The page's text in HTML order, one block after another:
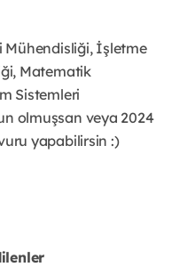
Mühendisliği, İşletme
Matematik
Sistemleri
olmuşsan veya 2024
yapabilirsin :)